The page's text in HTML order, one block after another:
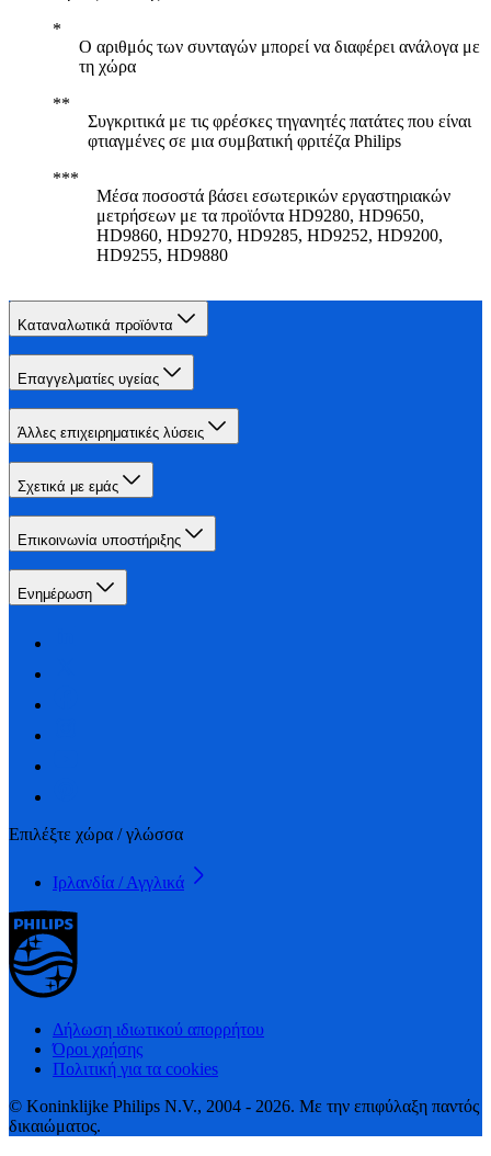
Ο αριθμός των συνταγών μπορεί να διαφέρει ανάλογα με
τη χώρα
Συγκριτικά με τις φρέσκες τηγανητές πατάτες που είναι
φτιαγμένες σε μια συμβατική φριτέζα Philips
Μέσα ποσοστά βάσει εσωτερικών εργαστηριακών
μετρήσεων με τα προϊόντα HD9280, HD9650,
HD9860, HD9270, HD9285, HD9252, HD9200,
HD9255, HD9880
Καταναλωτικά προϊόντα
Επαγγελματίες υγείας
Άλλες επιχειρηματικές λύσεις
Σχετικά με εμάς
Επικοινωνία υποστήριξης
Ενημέρωση
Επιλέξτε χώρα / γλώσσα
Ιρλανδία / Αγγλικά
Δήλωση ιδιωτικού απορρήτου
Όροι χρήσης
Πολιτική για τα cookies
© Koninklijke Philips N.V., 2004 - 2026. Με την επιφύλαξη παντός
δικαιώματος.